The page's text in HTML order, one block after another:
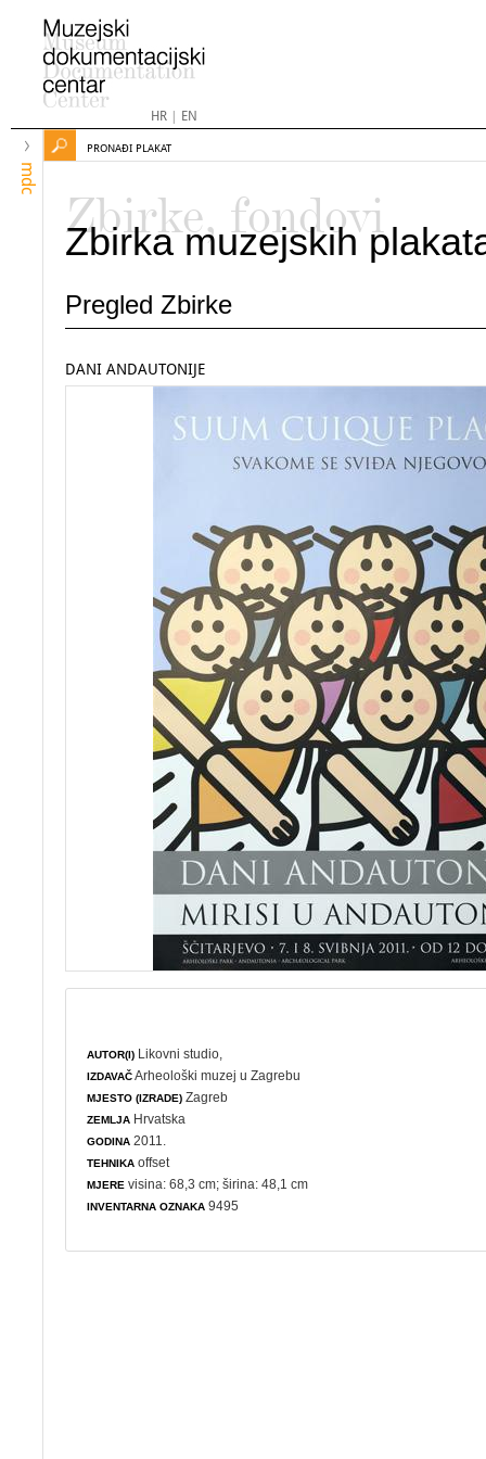
HR| EN
mdc
PRONAĐI PLAKAT
Zbirke, fondovi
Zbirka muzejskih
Pregled Zbirke
DANI ANDAUTONIJE
AUTOR(I) Likovni studio,
IZDAVAČArheološki muzej u Zagrebu
MJESTO (IZRADE) Zagreb
ZEMLJA Hrvatska
GODINA 2011.
TEHNIKA offset
MJERE visina: 68,3 cm; širina: 48,1 cm
INVENTARNA OZNAKA 9495